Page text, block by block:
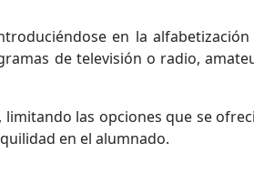
en la alfabetización
de televisión o radio,
limitando las opciones que se
en el alumnado.